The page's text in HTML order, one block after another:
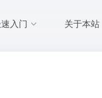
入门 关于本站